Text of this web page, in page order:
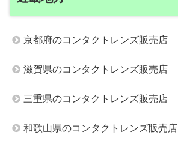
京都府のコンタクトレンズ販売店
滋賀県のコンタクトレンズ販売店
三重県のコンタクトレンズ販売店
和歌山県のコンタクトレンズ販売店